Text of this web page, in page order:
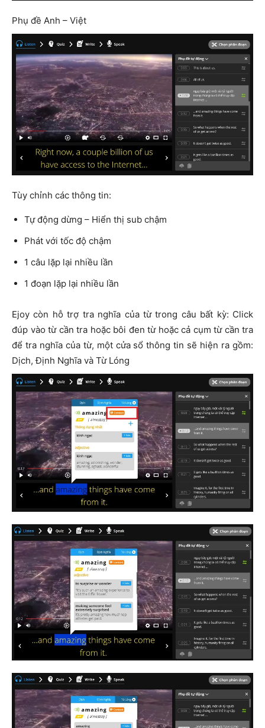
Phụ đề Anh – Việt
Tùy chỉnh các thông tin:
Tự động dừng – Hiển thị sub chậm
Phát với tốc độ chậm
1 câu lặp lại nhiều lần
1 đoạn lặp lại nhiều lần
Ejoy còn hỗ trợ tra nghĩa của từ trong câu bất kỳ: Click
đúp vào từ cần tra hoặc bôi đen từ hoặc cả cụm từ cần tra
để tra nghĩa của từ, một cửa sổ thông tin sẽ hiện ra gồm:
Dịch, Định Nghĩa và Từ Lóng